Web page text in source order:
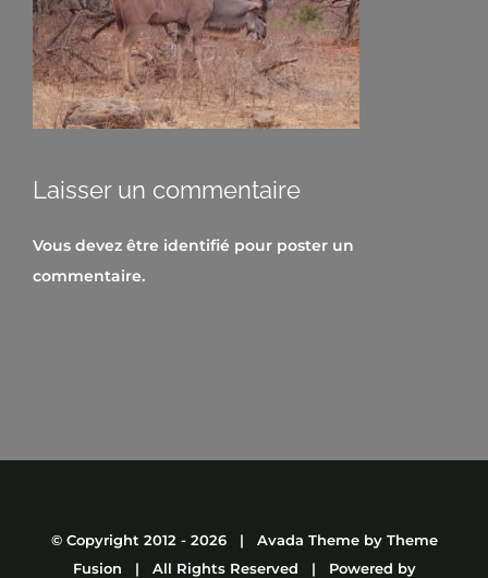
Laisser un commentaire
Vous devez être identifié pour poster un
commentaire.
© Copyright 2012 - 2026 | Avada Theme by Theme
Fusion | All Rights Reserved | Powered by